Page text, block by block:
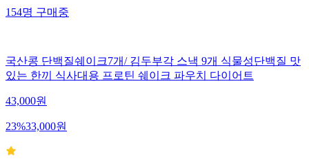
154명구매중
국산콩 단백질쉐이크7개/ 김두부각 스낵 9개 식물성단백질 맛
있는 한끼 식사대용 프로틴 쉐이크 파우치 다이어트
43,000원
23%33,000원